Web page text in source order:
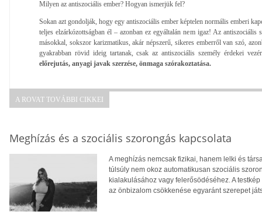
Milyen az antiszociális ember? Hogyan ismerjük fel?
Sokan azt gondolják, hogy egy antiszociális ember képtelen normális emberi
teljes elzárkózottságban él – azonban ez egyáltalán nem igaz! Az antiszociális
másokkal, sokszor karizmatikus, akár népszerű, sikeres emberről van szó,
gyakrabban rövid ideig tartanak, csak az antiszociális személy érdekei
előrejutás, anyagi javak szerzése, önmaga szórakoztatása.
A ROVAT TOVÁBBI CIKKEI
Meghízás és a szociális szorongás kapcsolata
A meghízás nemcsak fizikai, hanem lelki és
túlsúly nem okoz automatikusan szociális
kialakulásához vagy felerősödéséhez. A
az önbizalom csökkenése egyaránt szerepet